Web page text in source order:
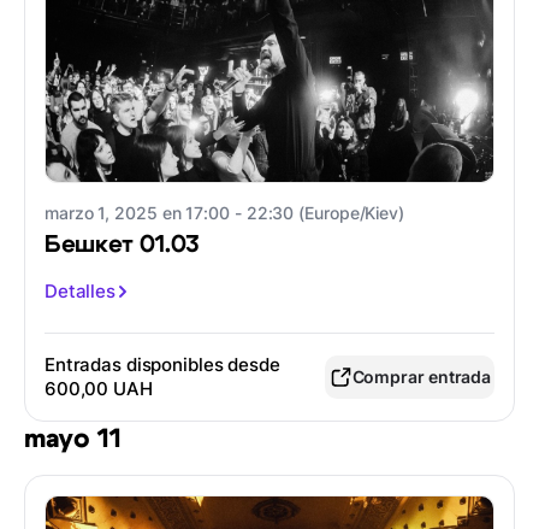
marzo 1, 2025 en 17:00 - 22:30 (Europe/Kiev)
Бешкет 01.03
Detalles
Entradas disponibles desde
600,00 UAH
Comprar entrada
mayo 11